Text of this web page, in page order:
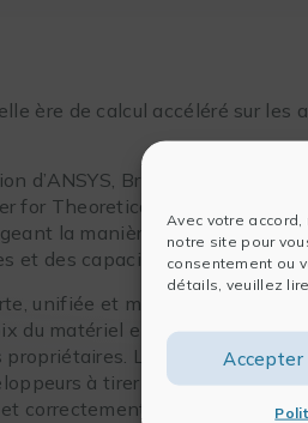
Avec votre
notre site pour
consentement ou
détails, veuillez
Accepter
ère de calcul accéléré sur les
d’ANSYS, Brightskies, Dell,
for Theoretical Cosmology
la manière dont les outils
et des capacités qui
unifiée et multiarchitecture de
du matériel en supprimant les
propriétaires. Les toolkits
à tirer pleinement parti
correctement un code